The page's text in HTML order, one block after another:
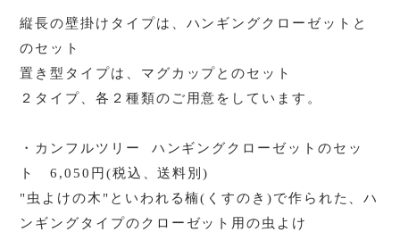
縦長の壁掛けタイプは、ハンギングクローゼットと
のセット
置き型タイプは、マグカップとのセット
２タイプ、各２種類のご用意をしています。
・カンフルツリー ハンギングクローゼットのセッ
ト 6,050円(税込、送料別)
"虫よけの木"といわれる楠(くすのき)で作られた、ハ
ンギングタイプのクローゼット用の虫よけ